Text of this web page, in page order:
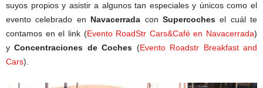
suyos propios y asistir a algunos tan especiales y únicos como el
evento celebrado en Navacerrada con Supercochesel cuál te
contamos en el link (Evento RoadStr Cars&Café en Navacerrada)
yConcentraciones de Coches (Evento Roadstr Breakfast and
Cars).